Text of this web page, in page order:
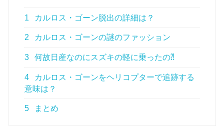
1 カルロス・ゴーン脱出の詳細は？
2 カルロス・ゴーンの謎のファッション
3 何故日産なのにスズキの軽に乗ったの⁈
4
カルロス・ゴーンをヘリコプターで追跡する
意味は？
5 まとめ